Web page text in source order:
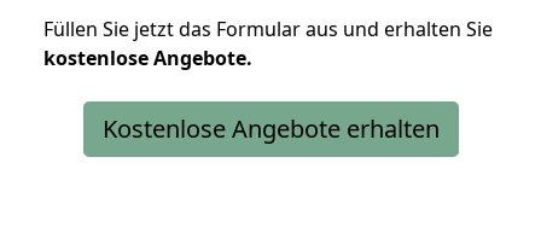
Füllen Sie jetzt das Formular aus und erhalten Sie
kostenloseAngebote.
Kostenlose Angebote erhalten